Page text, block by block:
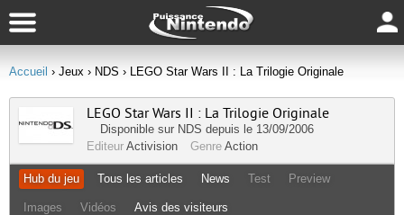
Accueil › Jeux › NDS › LEGO Star Wars II : La Trilogie Originale
LEGO Star Wars II : La Trilogie Originale
Disponible sur NDS depuis le 13/09/2006
Editeur Activision Genre Action
Hub du jeu Tous les articles News Test Preview
Images Vidéos Avis des visiteurs